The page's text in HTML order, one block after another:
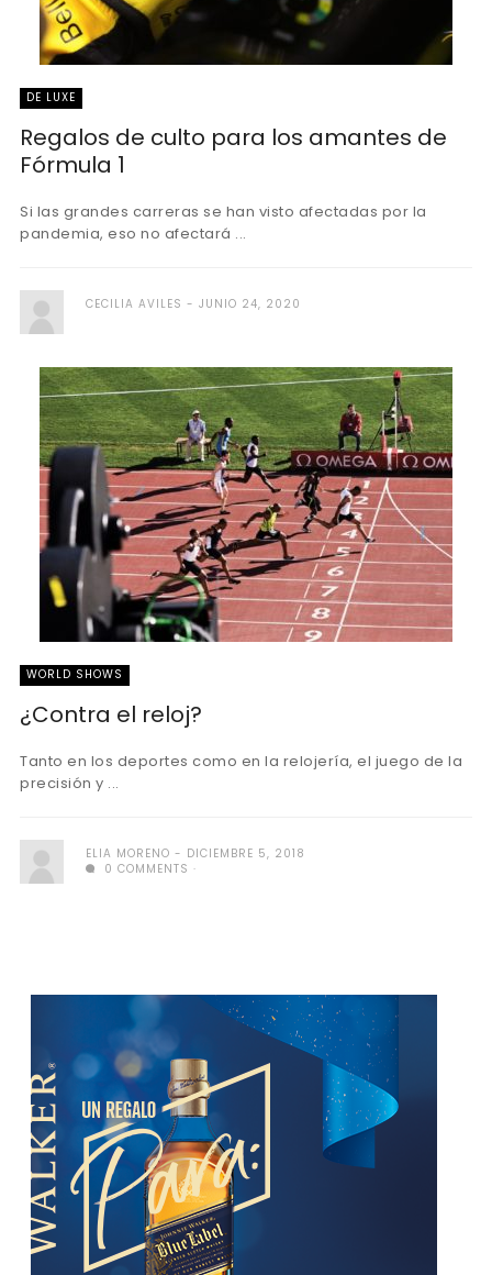
DE LUXE
Regalos de culto para los amantes de
Fórmula 1
Si las grandes carreras se han visto afectadas por la
pandemia, eso no afectará ...
CECILIA AVILES JUNIO 24, 2020
WORLD SHOWS
¿Contra el reloj?
Tanto en los deportes como en la relojería, el juego de la
precisión y ...
ELIA MORENO
DICIEMBRE 5, 2018
0 COMMENTS